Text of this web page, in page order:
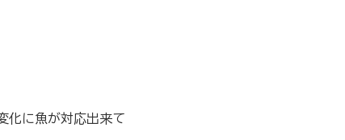
化に魚が対応出来て